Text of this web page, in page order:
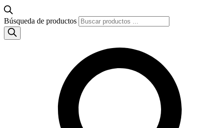
Búsqueda de productos